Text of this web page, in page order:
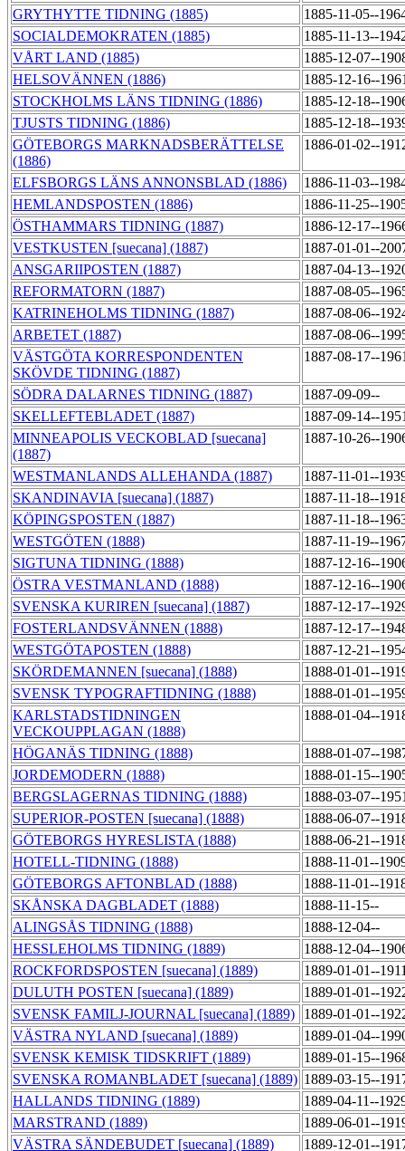
GRYTHYTTE TIDNING (1885)
1885-11-05--
SOCIALDEMOKRATEN (1885)
1885-11-13--
VÅRT LAND (1885)
1885-12-07--
HELSOVÄNNEN (1886)
1885-12-16--
STOCKHOLMS LÄNS TIDNING (1886)
1885-12-18--
TJUSTS TIDNING (1886)
1885-12-18--
GÖTEBORGS MARKNADSBERÄTTELSE
(1886)
1886-01-02--
ELFSBORGS LÄNS ANNONSBLAD (1886)
1886-11-03--
HEMLANDSPOSTEN (1886)
1886-11-25--
ÖSTHAMMARS TIDNING (1887)
1886-12-17--
VESTKUSTEN [suecana] (1887)
1887-01-01--
ANSGARIIPOSTEN (1887)
1887-04-13--
REFORMATORN (1887)
1887-08-05--
KATRINEHOLMS TIDNING (1887)
1887-08-06--
ARBETET (1887)
1887-08-06--
VÄSTGÖTA KORRESPONDENTEN
SKÖVDE TIDNING (1887)
1887-08-17--
SÖDRA DALARNES TIDNING (1887)
1887-09-09--
SKELLEFTEBLADET (1887)
1887-09-14--
MINNEAPOLIS VECKOBLAD [suecana]
(1887)
1887-10-26--
WESTMANLANDS ALLEHANDA (1887)
1887-11-01--
SKANDINAVIA [suecana] (1887)
1887-11-18--
KÖPINGSPOSTEN (1887)
1887-11-18--
WESTGÖTEN (1888)
1887-11-19--
SIGTUNA TIDNING (1888)
1887-12-16--
ÖSTRA VESTMANLAND (1888)
1887-12-16--
SVENSKA KURIREN [suecana] (1887)
1887-12-17--
FOSTERLANDSVÄNNEN (1888)
1887-12-17--
WESTGÖTAPOSTEN (1888)
1887-12-21--
SKÖRDEMANNEN [suecana] (1888)
1888-01-01--
SVENSK TYPOGRAFTIDNING (1888)
1888-01-01--
KARLSTADSTIDNINGEN
VECKOUPPLAGAN (1888)
1888-01-04--
HÖGANÄS TIDNING (1888)
1888-01-07--
JORDEMODERN (1888)
1888-01-15--
BERGSLAGERNAS TIDNING (1888)
1888-03-07--
SUPERIOR-POSTEN [suecana] (1888)
1888-06-07--
GÖTEBORGS HYRESLISTA (1888)
1888-06-21--
HOTELL-TIDNING (1888)
1888-11-01--
GÖTEBORGS AFTONBLAD (1888)
1888-11-01--
SKÅNSKA DAGBLADET (1888)
1888-11-15--
ALINGSÅS TIDNING (1888)
1888-12-04--
HESSLEHOLMS TIDNING (1889)
1888-12-04--
ROCKFORDSPOSTEN [suecana] (1889)
1889-01-01--
DULUTH POSTEN [suecana] (1889)
1889-01-01--
SVENSK FAMILJ-JOURNAL [suecana] (1889)
1889-01-01--
VÄSTRA NYLAND [suecana] (1889)
1889-01-04--
SVENSK KEMISK TIDSKRIFT (1889)
1889-01-15--
SVENSKA ROMANBLADET [suecana] (1889) 1889-03-15--
HALLANDS TIDNING (1889)
1889-04-11--
MARSTRAND (1889)
1889-06-01--
VÄSTRA SÄNDEBUDET [suecana] (1889)
1889-12-01--